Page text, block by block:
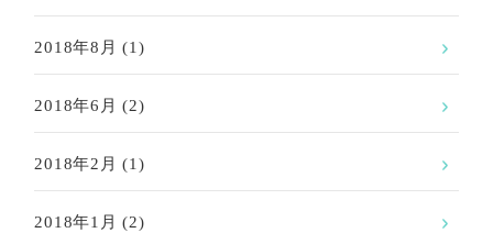
2018年8月 (1)
2018年6月 (2)
2018年2月 (1)
2018年1月 (2)